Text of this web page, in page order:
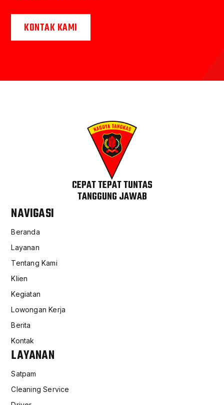
KONTAK KAMI
CEPAT TEPAT TUNTAS
TANGGUNG JAWAB
NAVIGASI
Beranda
Layanan
Tentang Kami
Klien
Kegiatan
Lowongan Kerja
Berita
Kontak
LAYANAN
Satpam
Cleaning Service